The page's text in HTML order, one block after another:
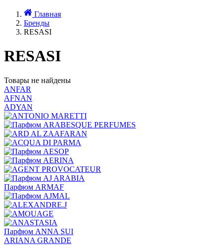
Главная
Бренды
RESASI
RESASI
Товары не найдены
ANFAR
AFNAN
ADYAN
Парфюм ARMAF
Парфюм ANNA SUI
ARIANA GRANDE